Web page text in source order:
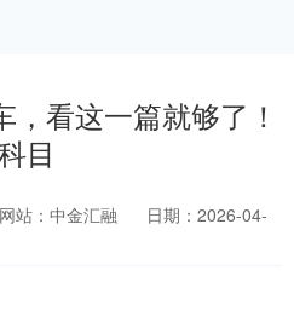
看这一篇就够了！
目
网站：中金汇融
日期：2026-04-